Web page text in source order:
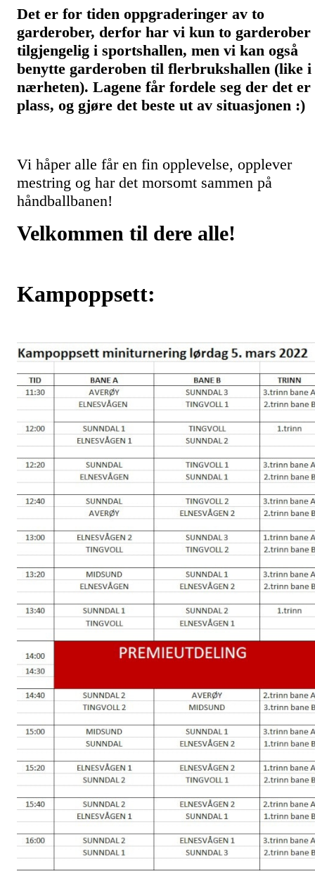
Det er for tiden oppgraderinger av to
garderober, derfor har vi kun to garderober
tilgjengelig i sportshallen, men vi kan også
benytte garderoben til flerbrukshallen (like i
nærheten). Lagene får fordele seg der det er
plass, og gjøre det beste ut av situasjonen :)
Vi håper alle får en fin opplevelse, opplever
mestring og har det morsomt sammen på
håndballbanen!
Velkommen til dere alle!
Kampoppsett: